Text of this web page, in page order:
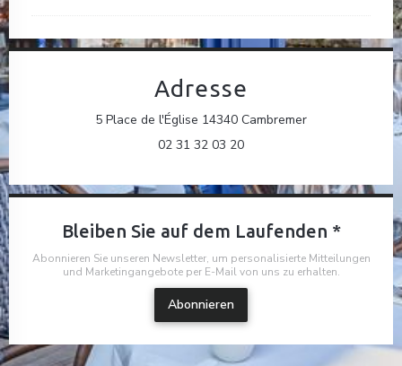
Adresse
5 Place de l'Église 14340 Cambremer((öffnet ein
02 31 32 03 20
Bleiben Sie auf dem Laufenden *
Abonnieren Sie unseren Newsletter, um personalisierte Mitteilungen
und Marketingangebote per E-Mail von uns zu erhalten.
Abonnieren